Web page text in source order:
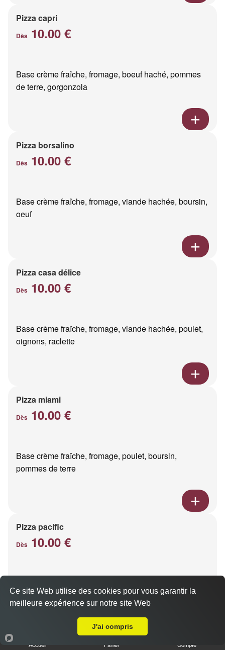
Pizza capri
Dès 10.00 €
Base crème fraîche, fromage, boeuf haché, pommes
de terre, gorgonzola
Pizza borsalino
Dès 10.00 €
Base crème fraîche, fromage, viande hachée, boursin,
oeuf
Pizza casa délice
Dès 10.00 €
Base crème fraîche, fromage, viande hachée, poulet,
oignons, raclette
Pizza miami
Dès 10.00 €
Base crème fraîche, fromage, poulet, boursin,
pommes de terre
Pizza pacific
Dès 10.00 €
Accueil Panier Compte
Ce site Web utilise des cookies pour vous garantir la
meilleure expérience sur notre site Web
J'ai compris